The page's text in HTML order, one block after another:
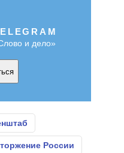
и дело»
России